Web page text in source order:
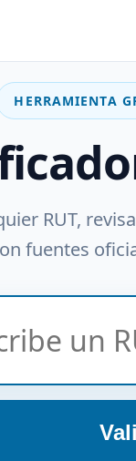
HERRAMIENTA
RUT,
fuentes